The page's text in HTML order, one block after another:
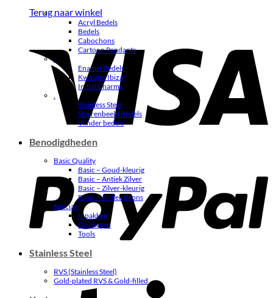
Terug naar winkel
.
Acryl Bedels
Bedels
Cabochons
Cartoon Pendants
.
Enamel Bedels
Kwastjes Ibiza
Initial Charms
.
Stainless Steel
Sterrenbeeld Bedels
Vlinder bedels
Benodigdheden
Basic Quality
Basic – Goud-kleurig
Basic – Antiek Zilver
Basic – Zilver-kleurig
Basic – Antiek Brons
Specials
Inpakken
Opbergen
Tools
Stainless Steel
RVS (Stainless Steel)
Gold-plated RVS & Gold-filled